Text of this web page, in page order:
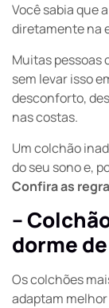
Você sabia que
diretamente na
Muitas pessoas
sem levar isso
desconforto,
nas costas.
Um colchão
do seu sono e,
Confira as
–
dorme
Os colchões
adaptam